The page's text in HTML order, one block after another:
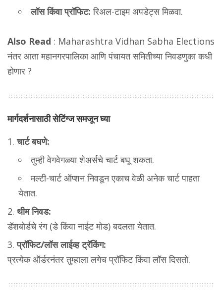
लॉस किंवा प्रॉफिट: रिअल-टाइम अपडेट्स मिळवा.
Also Read : Maharashtra Vidhan Sabha Elections
नंतर आता महानगरपालिका आणि पंचायत समितीच्या निवडणुका कधी
होणार ?
मार्गदर्शनासाठी सेटिंग्ज समजून घ्या
चार्ट बघणे:
तुम्ही वेगवेगळ्या शेअर्सचे चार्ट बघू शकता.
मल्टी-चार्ट ऑप्शन निवडून एकाच वेळी अनेक चार्ट पाहता
येतात.
थीम निवड:
डॅशबोर्डचे रंग (डे किंवा नाईट मोड) बदलता येतात.
प्रॉफिट/लॉस लाईव्ह ट्रॅकिंग:
प्रत्येक ऑर्डरनंतर तुम्हाला लगेच प्रॉफिट किंवा लॉस दिसतो.